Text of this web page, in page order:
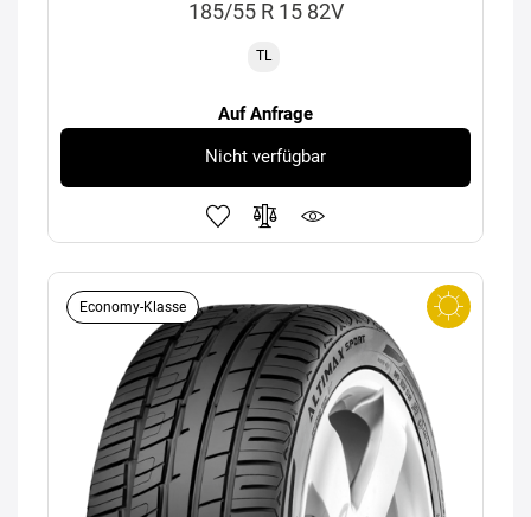
185/55 R 15 82V
TL
Auf Anfrage
Nicht verfügbar
Economy-Klasse